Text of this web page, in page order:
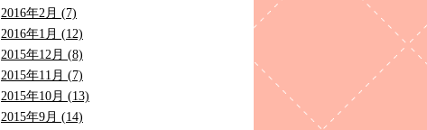
2016年2月 (7)
2016年1月 (12)
2015年12月 (8)
2015年11月 (7)
2015年10月 (13)
2015年9月 (14)